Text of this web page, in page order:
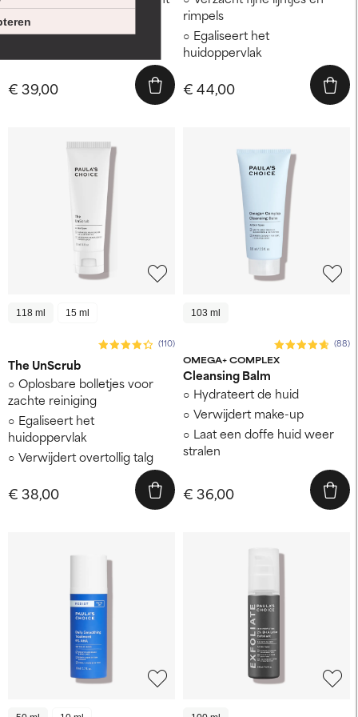
de huidtextuur
Vermindert roodheid
€ 39,00
rimpels
Egaliseert het
huidoppervlak
€ 44,00
118 ml 15 ml
(110)
The UnScrub
Oplosbare bolletjes voor
zachte reiniging
Egaliseert het
huidoppervlak
Verwijdert overtollig talg
€ 38,00
103 ml
OMEGA+ COMPLEX
(88)
Cleansing Balm
Hydrateert de huid
Verwijdert make-up
Laat een doffe huid weer
stralen
€ 36,00